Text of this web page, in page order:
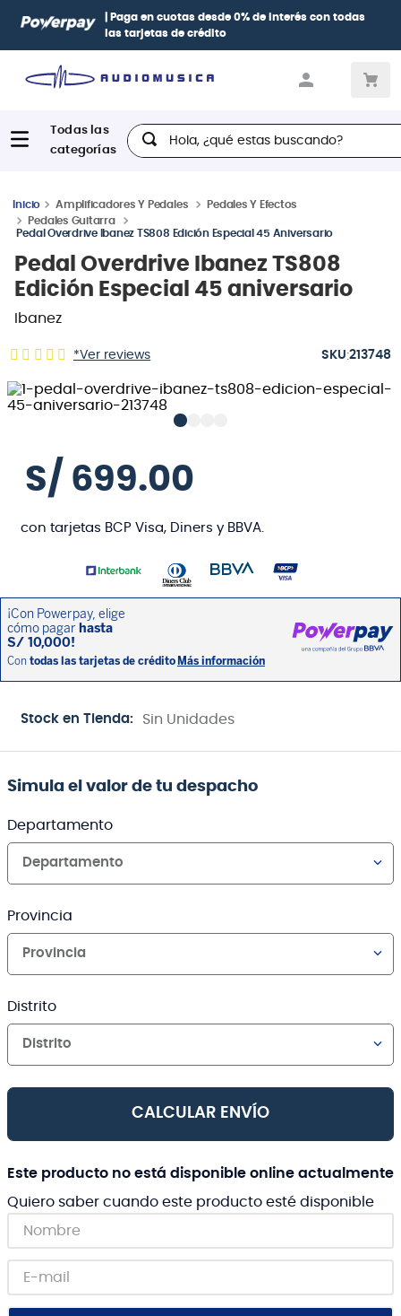
| Paga en cuotas desde 0% de interés con todas
las tarjetas de crédito
Hola, ¿qué estas buscando?
Amplificadores Y Pedales
Pedales Y Efectos
Pedales Guitarra
Pedal Overdrive Ibanez TS808 Edición Especial 45 Aniversario
Pedal Overdrive Ibanez TS808
Edición Especial 45 aniversario
Ibanez
*Ver reviews :213748
S/ 699.00
con tarjetas BCP Visa, Diners y BBVA.
Stock en Tienda: Sin Unidades
Simula el valor de tu despacho
Departamento
Departamento
Provincia
Provincia
Distrito
Distrito
CALCULAR ENVÍO
Este producto no está disponible online actualmente
Quiero saber cuando este producto esté disponible